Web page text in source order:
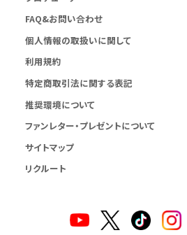
FAQ&お問い合わせ
個人情報の取扱いに関して
利用規約
特定商取引法に関する表記
推奨環境について
ファンレター・プレゼントについて
サイトマップ
リクルート